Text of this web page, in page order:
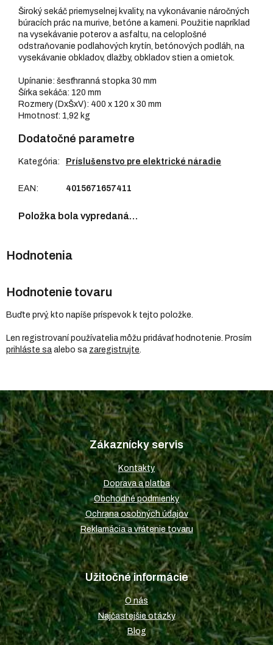
Široký sekáč priemyselnej kvality, na vykonávanie náročných
búracích prác na murive, betóne a kameni. Použitie napríklad
na vysekávanie poterov a asfaltu, na celoplošné
odstraňovanie podlahových krytín, betónových podláh, na
vysekávanie obkladov, dlažby, obkladov stien a omietok.
Upínanie: šesťhranná stopka 30 mm
Šírka sekáča: 120 mm
Rozmery (DxŠxV): 400 x 120 x 30 mm
Hmotnosť: 1,92 kg
Dodatočné parametre
Kategória: Príslušenstvo pre elektrické náradie
EAN : 4015671657411
Položka bola vypredaná…
Hodnotenie tovaru
Buďte prvý, kto napíše príspevok k tejto položke.
Len registrovaní používatelia môžu pridávať hodnotenie. Prosím
prihláste sa alebo sa zaregistrujte
Z
á
p
ä
t
i
e
Zákaznícky servis
Kontakty
Doprava a platba
Obchodné podmienky
Ochrana osobných údajov
Reklamácia a vrátenie tovaru
Užitočné informácie
O nás
Najčastejšie otázky
Blog